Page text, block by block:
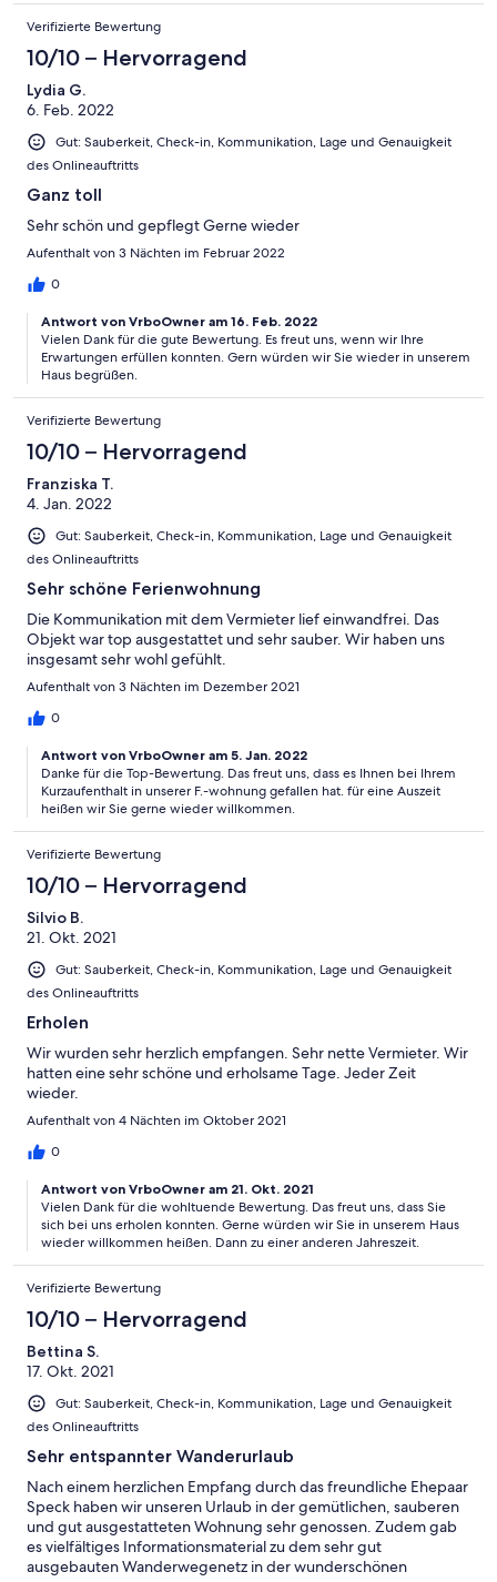
Verifizierte Bewertung
10/10 – Hervorragend
Lydia G.
6. Feb. 2022
Gut: Sauberkeit, Check-in, Kommunikation, Lage und Genauigkeit
des Onlineauftritts
Ganz toll
Sehr schön und gepflegt Gerne wieder
Aufenthalt von 3 Nächten im Februar 2022
0
Antwort von VrboOwner am 16. Feb. 2022
Vielen Dank für die gute Bewertung. Es freut uns, wenn wir Ihre
Erwartungen erfüllen konnten. Gern würden wir Sie wieder in unserem
Haus begrüßen.
Verifizierte Bewertung
10/10 – Hervorragend
Franziska T.
4. Jan. 2022
Gut: Sauberkeit, Check-in, Kommunikation, Lage und Genauigkeit
des Onlineauftritts
Sehr schöne Ferienwohnung
Die Kommunikation mit dem Vermieter lief einwandfrei. Das
Objekt war top ausgestattet und sehr sauber. Wir haben uns
insgesamt sehr wohl gefühlt.
Aufenthalt von 3 Nächten im Dezember 2021
0
Antwort von VrboOwner am 5. Jan. 2022
Danke für die Top-Bewertung. Das freut uns, dass es Ihnen bei Ihrem
Kurzaufenthalt in unserer F.-wohnung gefallen hat. für eine Auszeit
heißen wir Sie gerne wieder willkommen.
Verifizierte Bewertung
10/10 – Hervorragend
Silvio B.
21. Okt. 2021
Gut: Sauberkeit, Check-in, Kommunikation, Lage und Genauigkeit
des Onlineauftritts
Erholen
Wir wurden sehr herzlich empfangen. Sehr nette Vermieter. Wir
hatten eine sehr schöne und erholsame Tage. Jeder Zeit
wieder.
Aufenthalt von 4 Nächten im Oktober 2021
0
Antwort von VrboOwner am 21. Okt. 2021
Vielen Dank für die wohltuende Bewertung. Das freut uns, dass Sie
sich bei uns erholen konnten. Gerne würden wir Sie in unserem Haus
wieder willkommen heißen. Dann zu einer anderen Jahreszeit.
Verifizierte Bewertung
10/10 – Hervorragend
Bettina S.
17. Okt. 2021
Gut: Sauberkeit, Check-in, Kommunikation, Lage und Genauigkeit
des Onlineauftritts
Sehr entspannter Wanderurlaub
Nach einem herzlichen Empfang durch das freundliche Ehepaar
Speck haben wir unseren Urlaub in der gemütlichen, sauberen
und gut ausgestatteten Wohnung sehr genossen. Zudem gab
es vielfältiges Informationsmaterial zu dem sehr gut
ausgebauten Wanderwegenetz in der wunderschönen